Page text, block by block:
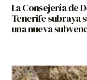
La Consejería de
Tenerife subraya
una nueva